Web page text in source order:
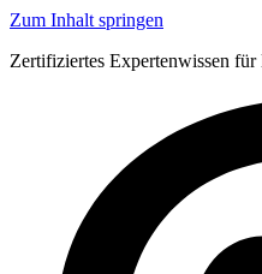
Zum Inhalt springen
Zertifiziertes Expertenwissen